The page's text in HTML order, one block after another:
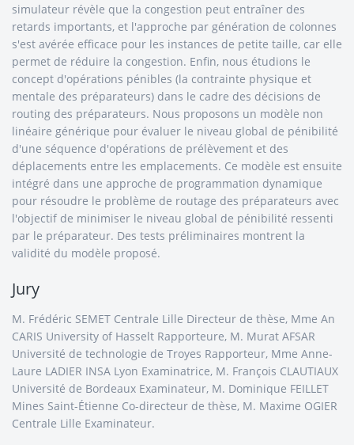
simulateur révèle que la congestion peut entraîner des
retards importants, et l'approche par génération de colonnes
s'est avérée efficace pour les instances de petite taille, car elle
permet de réduire la congestion. Enfin, nous étudions le
concept d'opérations pénibles (la contrainte physique et
mentale des préparateurs) dans le cadre des décisions de
routing des préparateurs. Nous proposons un modèle non
linéaire générique pour évaluer le niveau global de pénibilité
d'une séquence d'opérations de prélèvement et des
déplacements entre les emplacements. Ce modèle est ensuite
intégré dans une approche de programmation dynamique
pour résoudre le problème de routage des préparateurs avec
l'objectif de minimiser le niveau global de pénibilité ressenti
par le préparateur. Des tests préliminaires montrent la
validité du modèle proposé.
Jury
M. Frédéric SEMET Centrale Lille Directeur de thèse, Mme An
CARIS University of Hasselt Rapporteure, M. Murat AFSAR
Université de technologie de Troyes Rapporteur, Mme Anne-
Laure LADIER INSA Lyon Examinatrice, M. François CLAUTIAUX
Université de Bordeaux Examinateur, M. Dominique FEILLET
Mines Saint-Étienne Co-directeur de thèse, M. Maxime OGIER
Centrale Lille Examinateur.